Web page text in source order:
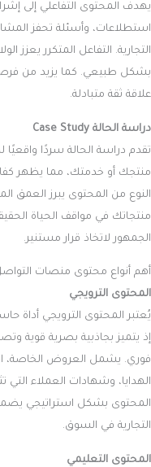
يهدف المحتوى التفاعلي إلى
استطلاعات، وأسئلة تحفز
التجارية. التفاعل المتكرر
بشكل طبيعي. كما يزيد من فرص
علاقة ثقة متبادلة.
دراسة الحالة Case Study
تقدم دراسة الحالة سردًا
منتجك أو خدمتك، مما يظهر
النوع من المحتوى يبرز العمق
منتجاتك في مواقف الحياة
الجمهور لاتخاذ قرار مستنير.
أهم أنواع محتوى منصات
المحتوى الترويجي
يُعتبر المحتوى الترويجي أداة
إذ يتميز بجاذبية بصرية قوية
فوري. يشمل العروض الخاصة،
الهدايا، وشهادات العملاء
المحتوى بشكل استراتيجي يضمن
التجارية في السوق.
المحتوى التعليمي